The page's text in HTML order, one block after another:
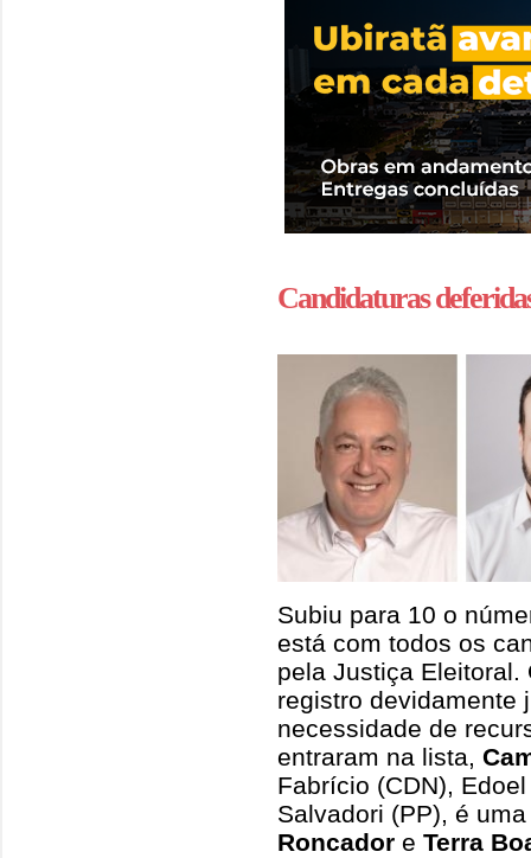
Candidaturas
Subiu para 10 o
está com todos os
pela Justiça Eleitoral.
registro devidamente
necessidade de
entraram na lista,
Fabrício (CDN),
Salvadori (PP), é
Roncador e Terra